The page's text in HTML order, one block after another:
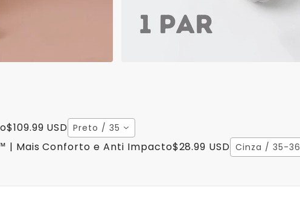
$109.99 USD Preto / 35
| Mais Conforto e Anti Impacto$28.99 USD Cinza / 35-36